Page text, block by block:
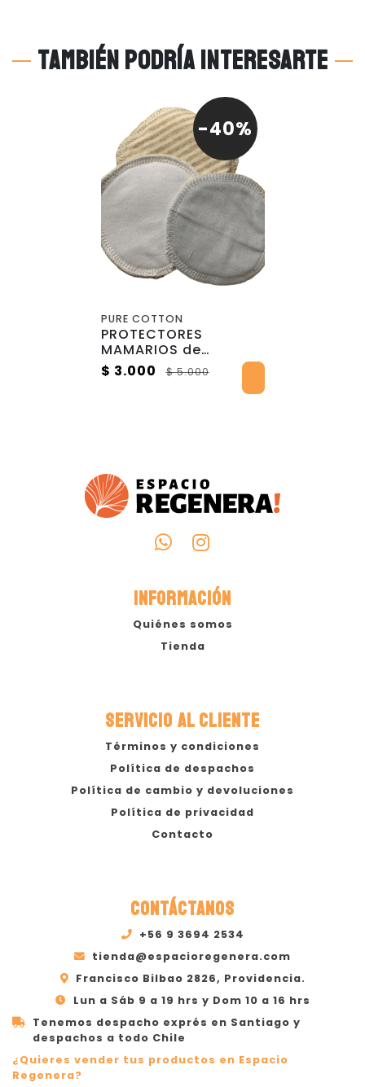
También podría interesarte
-40%
PURE COTTON
PROTECTORES
MAMARIOS de
Algodón Orgánico -
Contiene UN PAR -
$ 3.000 $ 5.000
INFORMACIÓN
Quiénes somos
Tienda
SERVICIO AL CLIENTE
Términos y condiciones
Política de despachos
Política de cambio y devoluciones
Política de privacidad
Contacto
CONTÁCTANOS
+56 9 3694 2534
tienda@espacioregenera.com
Francisco Bilbao 2826, Providencia.
Lun a Sáb 9 a 19 hrs y Dom 10 a 16 hrs
Tenemos despacho exprés en Santiago y
despachos a todo Chile
¿Quieres vender tus productos en Espacio
Regenera?